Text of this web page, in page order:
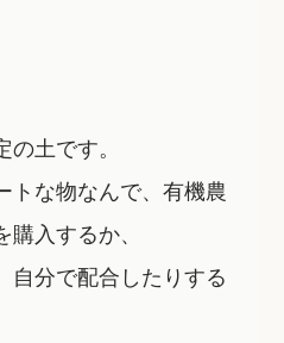
土です。
トな物なんで、有機農
入するか、
自分で配合したりする